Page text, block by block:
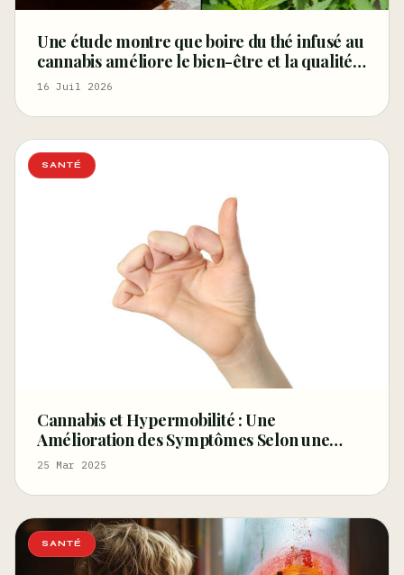
Une étude montre que boire du thé infusé au
cannabis améliore le bien-être et la qualité
du sommeil – Marijuana Moment
16 Juil 2026
SANTÉ
Cannabis et Hypermobilité : Une
Amélioration des Symptômes Selon une
Étude Britannique
25 Mar 2025
SANTÉ